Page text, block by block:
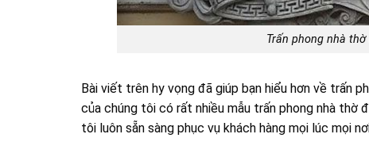
Trấn phong nhà
Bài viết trên hy vọng đã giúp bạn hiểu hơn về trấn
của chúng tôi có rất nhiều mẫu trấn phong nhà thờ
tôi luôn sẵn sàng phục vụ khách hàng mọi lúc mọi